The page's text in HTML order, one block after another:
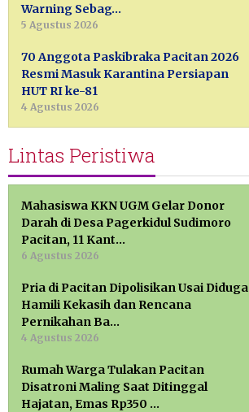
Warning Sebag…
5 Agustus 2026
70 Anggota Paskibraka Pacitan 2026
Resmi Masuk Karantina Persiapan
HUT RI ke-81
4 Agustus 2026
Lintas Peristiwa
Mahasiswa KKN UGM Gelar Donor
Darah di Desa Pagerkidul Sudimoro
Pacitan, 11 Kant…
6 Agustus 2026
Pria di Pacitan Dipolisikan Usai Diduga
Hamili Kekasih dan Rencana
Pernikahan Ba…
4 Agustus 2026
Rumah Warga Tulakan Pacitan
Disatroni Maling Saat Ditinggal
Hajatan, Emas Rp350 …